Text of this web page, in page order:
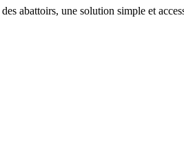
abattoirs, une solution simple et